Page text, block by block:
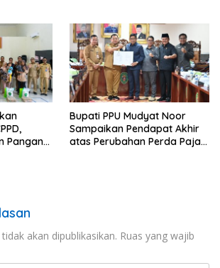
Pangan
Bupati PPU Mudyat Noor
Sampaikan Pendapat Akhir
atas Perubahan Perda Pajak
akan dipublikasikan. Ruas yang wajib